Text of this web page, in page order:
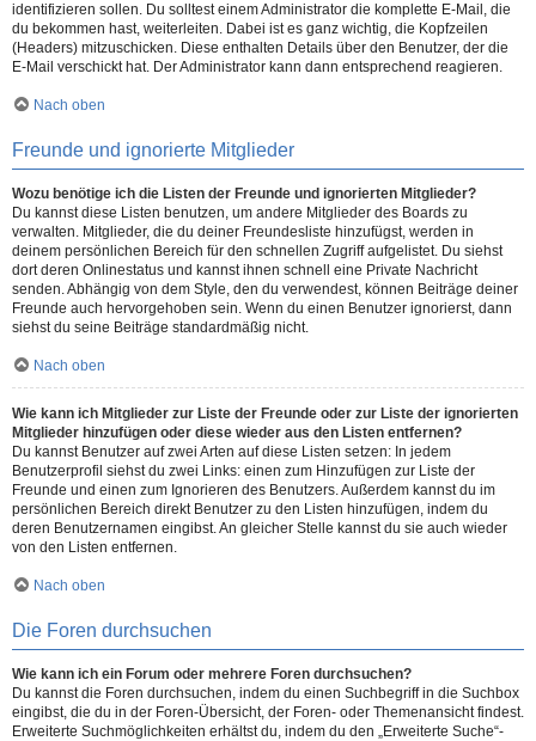
identifizieren sollen. Du solltest einem Administrator die komplette E-Mail, die
du bekommen hast, weiterleiten. Dabei ist es ganz wichtig, die Kopfzeilen
(Headers) mitzuschicken. Diese enthalten Details über den Benutzer, der die
E-Mail verschickt hat. Der Administrator kann dann entsprechend reagieren.
Nach oben
Freunde und ignorierte Mitglieder
Wozu benötige ich die Listen der Freunde und ignorierten Mitglieder?
Du kannst diese Listen benutzen, um andere Mitglieder des Boards zu
verwalten. Mitglieder, die du deiner Freundesliste hinzufügst, werden in
deinem persönlichen Bereich für den schnellen Zugriff aufgelistet. Du siehst
dort deren Onlinestatus und kannst ihnen schnell eine Private Nachricht
senden. Abhängig von dem Style, den du verwendest, können Beiträge deiner
Freunde auch hervorgehoben sein. Wenn du einen Benutzer ignorierst, dann
siehst du seine Beiträge standardmäßig nicht.
Nach oben
Wie kann ich Mitglieder zur Liste der Freunde oder zur Liste der ignorierten
Mitglieder hinzufügen oder diese wieder aus den Listen entfernen?
Du kannst Benutzer auf zwei Arten auf diese Listen setzen: In jedem
Benutzerprofil siehst du zwei Links: einen zum Hinzufügen zur Liste der
Freunde und einen zum Ignorieren des Benutzers. Außerdem kannst du im
persönlichen Bereich direkt Benutzer zu den Listen hinzufügen, indem du
deren Benutzernamen eingibst. An gleicher Stelle kannst du sie auch wieder
von den Listen entfernen.
Nach oben
Die Foren durchsuchen
Wie kann ich ein Forum oder mehrere Foren durchsuchen?
Du kannst die Foren durchsuchen, indem du einen Suchbegriff in die Suchbox
eingibst, die du in der Foren-Übersicht, der Foren- oder Themenansicht findest.
Erweiterte Suchmöglichkeiten erhältst du, indem du den „Erweiterte Suche“-